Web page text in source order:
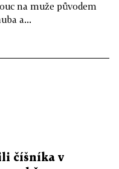
na muže původem
a...
číšníka v